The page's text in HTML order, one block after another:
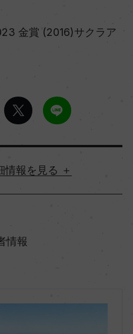
金賞 (2016)サクラア
報
情報